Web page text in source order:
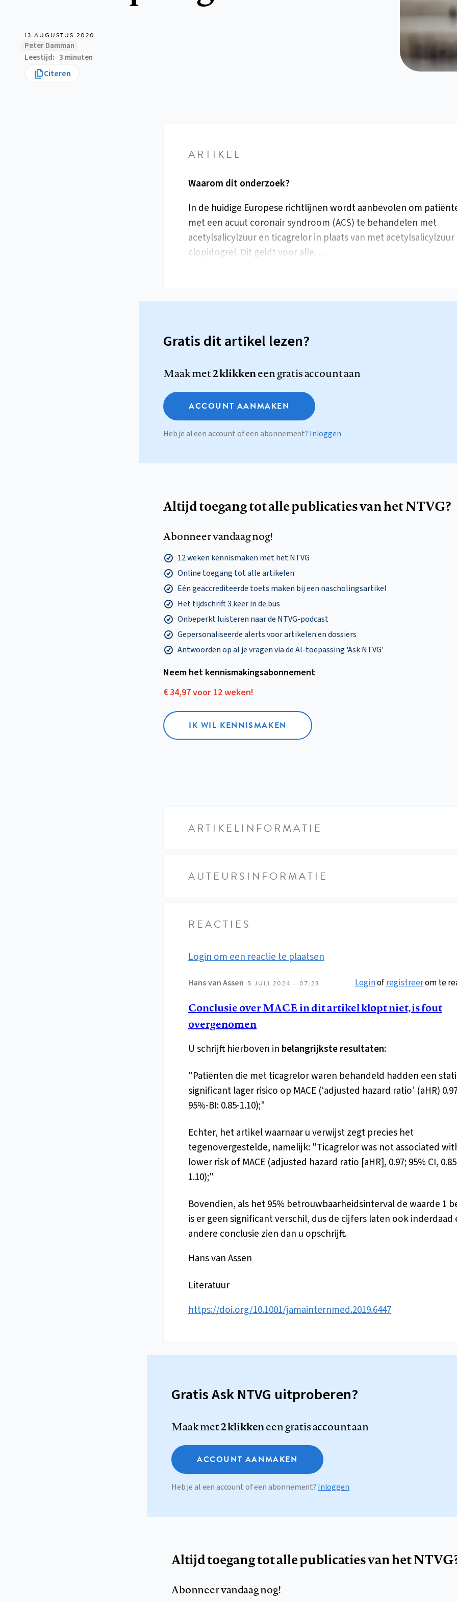
13 AUGUSTUS 2020
Peter Damman
Leestijd
3 minuten
Citeren
ARTIKEL
Waarom dit onderzoek?
In de huidige Europese richtlijnen wordt aanbevolen om
met een acuut coronair syndroom (ACS) te behandelen met
acetylsalicylzuur en ticagrelor in plaats van met acetylsalicylzuur
clopidogrel. Dit geldt voor alle…
Gratis dit artikel lezen?
Maak met2 klikkeneen gratis account aan
ACCOUNT AANMAKEN
Heb je al een account of een abonnement? Inloggen
Altijd toegang tot alle publicaties van het NTVG?
Abonneer vandaag nog!
12 weken kennismaken met het NTVG
Online toegang tot alle artikelen
Eén geaccrediteerde toets maken bij een nascholingsartikel
Het tijdschrift 3 keer in de bus
Onbeperkt luisteren naar de NTVG-podcast
Gepersonaliseerde alerts voor artikelen en dossiers
Antwoorden op al je vragen via de AI-toepassing 'Ask NTVG'
Neem het kennismakings­abonnement
€ 34,97 voor 12 weken!
IK WIL KENNISMAKEN
ARTIKELINFORMATIE
AUTEURSINFORMATIE
REACTIES
Login om een reactie te plaatsen
Hansvan Assen 5 JULI 2024 - 07:23 Loginofregistreerom te
Conclusie over MACE in dit artikel klopt niet, is fout
overgenomen
U schrijft hierboven in belangrijkste resultaten:
"Patiënten die met ticagrelor waren behandeld hadden een
significant lager risico op MACE (‘adjusted hazard ratio’ (aHR)
95%-BI: 0.85-1.10);"
Echter, het artikel waarnaar u verwijst zegt precies het
tegenovergestelde, namelijk: "Ticagrelor was not associated
lower risk of MACE (adjusted hazard ratio [aHR], 0.97; 95% CI,
1.10);"
Bovendien, als het 95% betrouwbaarheidsinterval de waarde 1
is er geen significant verschil, dus de cijfers laten ook inderdaad
andere conclusie zien dan u opschrijft.
Hans van Assen
Literatuur
https://doi.org/10.1001/jamainternmed.2019.6447
Gratis Ask NTVG uitproberen?
Maak met2 klikkeneen gratis account aan
ACCOUNT AANMAKEN
Heb je al een account of een abonnement?Inloggen
Altijd toegang tot alle publicaties van het
Abonneer vandaag nog!